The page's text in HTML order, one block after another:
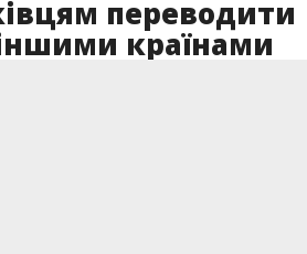
переводити
країнами